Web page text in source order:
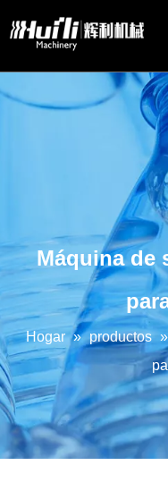
Máquina de
Hogar » productos »